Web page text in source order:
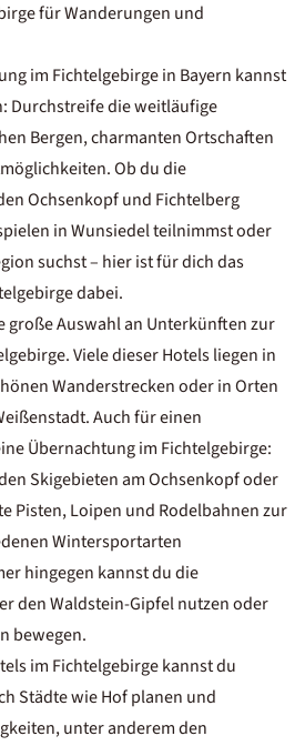
für Wanderungen und
im Fichtelgebirge in Bayern kannst
Durchstreife die weitläufige
Bergen, charmanten Ortschaften
Ob du die
Ochsenkopf und Fichtelberg
in Wunsiedel teilnimmst oder
suchst – hier ist für dich das
dabei.
große Auswahl an Unterkünften zur
Viele dieser Hotels liegen in
Wanderstrecken oder in Orten
Auch für einen
Übernachtung im Fichtelgebirge:
Skigebieten am Ochsenkopf oder
Pisten, Loipen und Rodelbahnen zur
Wintersportarten
hingegen kannst du die
den Waldstein-Gipfel nutzen oder
bewegen.
im Fichtelgebirge kannst du
Städte wie Hof planen und
unter anderem den